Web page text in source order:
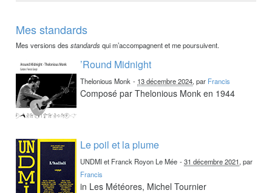
Mes standards
Mes versions desstandardsqui m’accompagnent et me poursuivent.
’Round Midnight
Thelonious Monk - 13 décembre 2024, par Francis
Composé par Thelonious Monk en 1944
Le poil et la plume
UNDMI et Franck Royon Le Mée -31 décembre 2021, par
Francis
in Les Météores, Michel Tournier